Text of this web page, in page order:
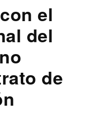
el
del
de